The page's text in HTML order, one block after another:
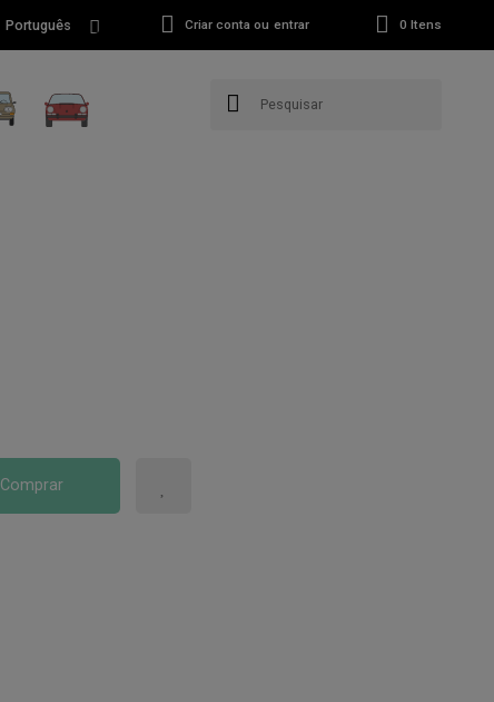
Português Criar conta ou entrar 0 Itens
Comprar